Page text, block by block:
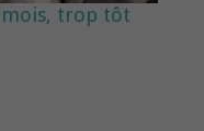
trop tôt